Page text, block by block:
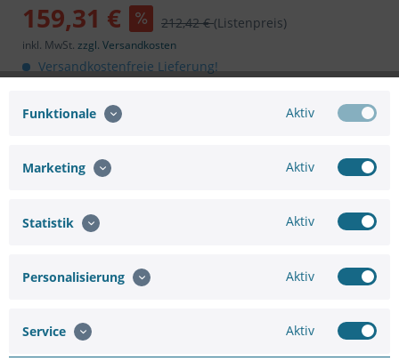
159,31 € 212,42 €(Listenpreis)
inkl. MwSt. zzgl. Versandkosten
Versandkostenfreie Lieferung!
Hersteller Artikel-
Funktionale Aktiv
Marketing Aktiv
Statistik Aktiv
Personalisierung Aktiv
Service Aktiv